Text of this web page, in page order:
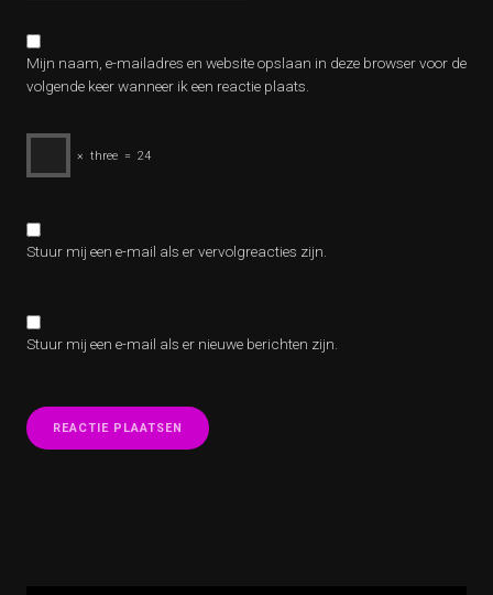
Mijn naam, e-mailadres en website opslaan in deze browser voor de
volgende keer wanneer ik een reactie plaats.
× three = 24
Stuur mij een e-mail als er vervolgreacties zijn.
Stuur mij een e-mail als er nieuwe berichten zijn.